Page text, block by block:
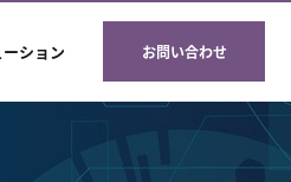
ション お問い合わせ